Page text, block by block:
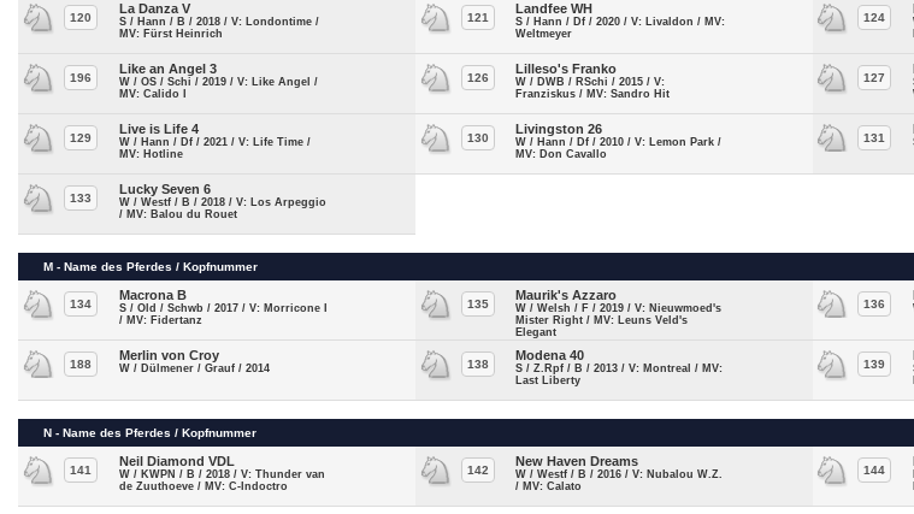
120
La Danza V
S / Hann / B / 2018 / V: Londontime /
MV: Fürst Heinrich
121
Landfee WH
S / Hann / Df / 2020 / V: Livaldon / MV:
Weltmeyer
124
196
Like an Angel 3
W / OS / Schi / 2019 / V: Like Angel /
MV: Calido I
126
Lilleso's Franko
W / DWB / RSchi / 2015 / V:
Franziskus / MV: Sandro Hit
127
129
Live is Life 4
W / Hann / Df / 2021 / V: Life Time /
MV: Hotline
130
Livingston 26
W / Hann / Df / 2010 / V: Lemon Park /
MV: Don Cavallo
131
133
Lucky Seven 6
W / Westf / B / 2018 / V: Los Arpeggio
/ MV: Balou du Rouet
M - Name des Pferdes / Kopfnummer
134
Macrona B
S / Old / Schwb / 2017 / V: Morricone I
/ MV: Fidertanz
135
Maurik's Azzaro
W / Welsh / F / 2019 / V: Nieuwmoed's
Mister Right / MV: Leuns Veld's
Elegant
136
188
Merlin von Croy
W / Dülmener / Grauf / 2014 138
Modena 40
S / Z.Rpf / B / 2013 / V: Montreal / MV:
Last Liberty
139
N - Name des Pferdes / Kopfnummer
141
Neil Diamond VDL
W / KWPN / B / 2018 / V: Thunder van
de Zuuthoeve / MV: C-Indoctro
142
New Haven Dreams
W / Westf / B / 2016 / V: Nubalou W.Z.
/ MV: Calato
144